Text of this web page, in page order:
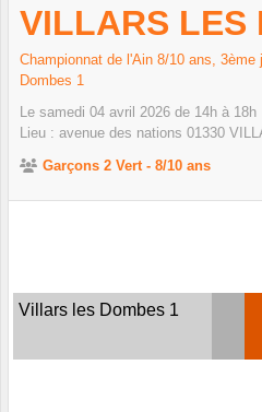
VILLARS LES
Championnat de l'Ain 8/10 ans, 3ème
Dombes 1
Le samedi 04 avril 2026 de 14h à 18h
Lieu : avenue des nations 01330
Garçons 2 Vert - 8/10 ans
Villars les Dombes 1